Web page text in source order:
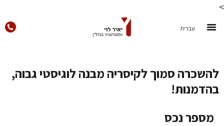
>
עברית
להשכרה סמוך לקיסריה מבנה לוגיסטי גבוה,
בהדמנות!
מספר נכס